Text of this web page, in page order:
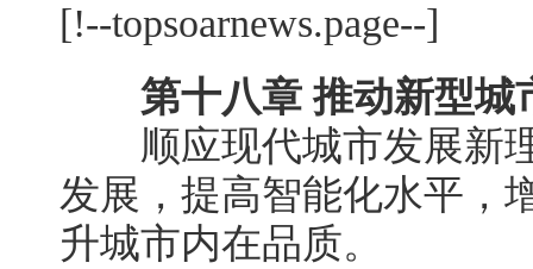
[!--topsoarnews.page--]
第十八章 推动新型城
顺应现代城市发展新理
发展，提高智能化水平，
升城市内在品质。